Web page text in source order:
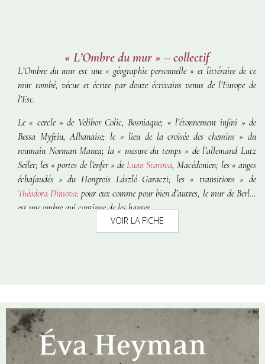
« L’Ombre du mur » – collectif
L’Ombredu murest une « géographie personnelle » et littéraire de ce
mur tombé, vécue et écrite par douze écrivains venus de l’Europe de
l’Est.
Le « cercle » de Velibor Colic, Bosniaque; « l’étonnement infini » de
Bessa Myftiu, Albanaise; le « lieu de la croisée des chemins » du
roumain Norman Manea; la « mesure du temps » de l’allemand Lutz
Seiler; les « portes de l’enfer » deLuan Starova, Macédonien; les « anges
échafaudés » du Hongrois László Garaczi; les « transitions » de
Théodora Dimova: pour eux comme pour bien d’autres, le mur de Berlin
est une ombre qui continue de les hanter.
VOIR LA FICHE